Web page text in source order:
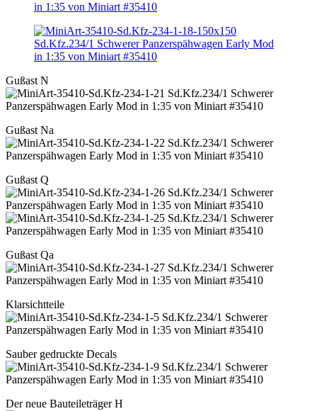
Gußast N
Gußast Na
Gußast Q
Gußast Qa
Klarsichtteile
Sauber gedruckte Decals
Der neue Bauteileträger H